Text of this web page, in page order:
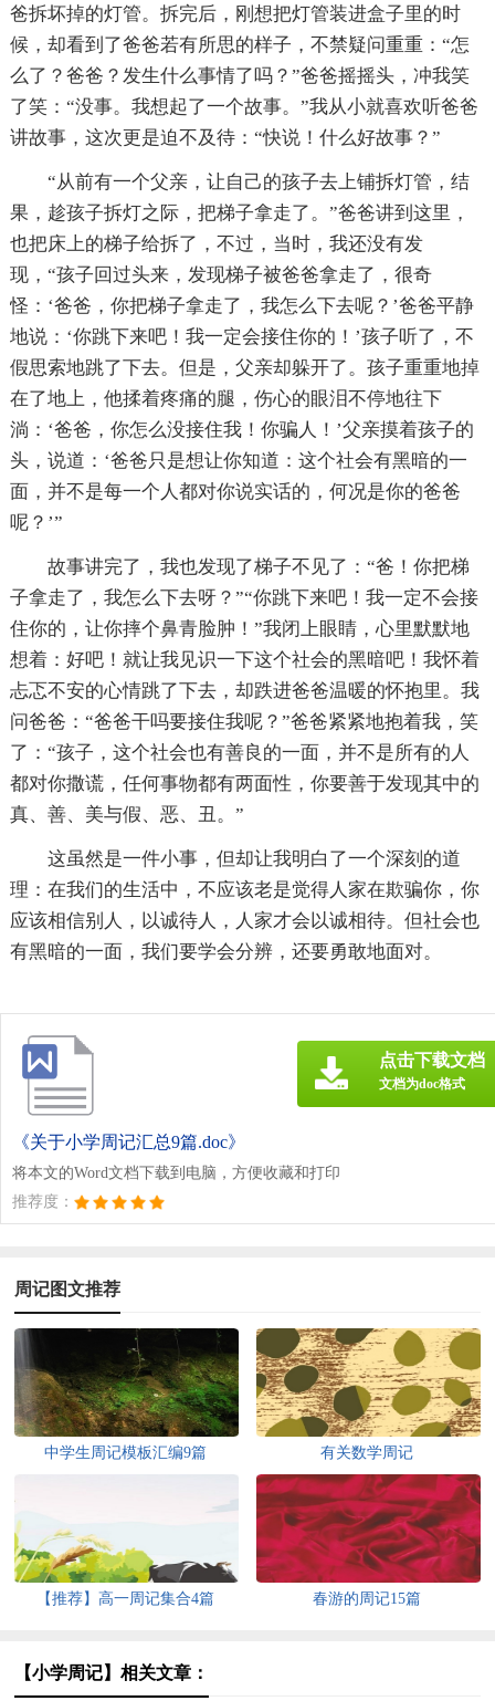
爸拆坏掉的灯管。拆完后，刚想把灯管装进盒子里的时
候，却看到了爸爸若有所思的样子，不禁疑问重重：“怎
么了？爸爸？发生什么事情了吗？”爸爸摇摇头，冲我笑
了笑：“没事。我想起了一个故事。”我从小就喜欢听爸爸
讲故事，这次更是迫不及待：“快说！什么好故事？”
“从前有一个父亲，让自己的孩子去上铺拆灯管，结
果，趁孩子拆灯之际，把梯子拿走了。”爸爸讲到这里，
也把床上的梯子给拆了，不过，当时，我还没有发
现，“孩子回过头来，发现梯子被爸爸拿走了，很奇
怪：‘爸爸，你把梯子拿走了，我怎么下去呢？’爸爸平静
地说：‘你跳下来吧！我一定会接住你的！’孩子听了，不
假思索地跳了下去。但是，父亲却躲开了。孩子重重地掉
在了地上，他揉着疼痛的腿，伤心的眼泪不停地往下
淌：‘爸爸，你怎么没接住我！你骗人！’父亲摸着孩子的
头，说道：‘爸爸只是想让你知道：这个社会有黑暗的一
面，并不是每一个人都对你说实话的，何况是你的爸爸
呢？’”
故事讲完了，我也发现了梯子不见了：“爸！你把梯
子拿走了，我怎么下去呀？”“你跳下来吧！我一定不会接
住你的，让你摔个鼻青脸肿！”我闭上眼睛，心里默默地
想着：好吧！就让我见识一下这个社会的黑暗吧！我怀着
忐忑不安的心情跳了下去，却跌进爸爸温暖的怀抱里。我
问爸爸：“爸爸干吗要接住我呢？”爸爸紧紧地抱着我，笑
了：“孩子，这个社会也有善良的一面，并不是所有的人
都对你撒谎，任何事物都有两面性，你要善于发现其中的
真、善、美与假、恶、丑。”
这虽然是一件小事，但却让我明白了一个深刻的道
理：在我们的生活中，不应该老是觉得人家在欺骗你，你
应该相信别人，以诚待人，人家才会以诚相待。但社会也
有黑暗的一面，我们要学会分辨，还要勇敢地面对。
《关于小学周记汇总9篇.doc》
将本文的Word文档下载到电脑，方便收藏和打印
推荐度：
点击下载文档
文档为doc格式
周记图文推荐
中学生周记模板汇编9篇 有关数学周记
【推荐】高一周记集合4篇 春游的周记15篇
【小学周记】相关文章：